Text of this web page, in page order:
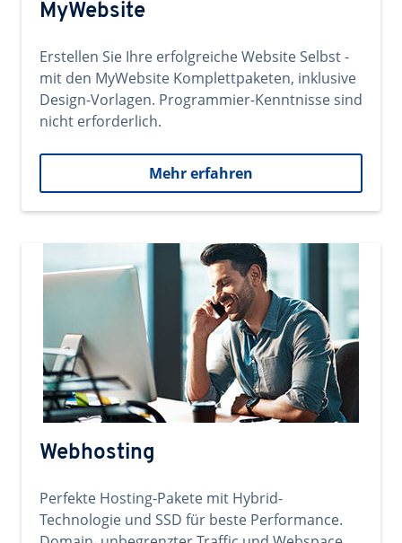
MyWebsite
Erstellen Sie Ihre erfolgreiche Website Selbst -
mit den MyWebsite Komplettpaketen, inklusive
Design-Vorlagen. Programmier-Kenntnisse sind
nicht erforderlich.
Mehr erfahren
Webhosting
Perfekte Hosting-Pakete mit Hybrid-
Technologie und SSD für beste Performance.